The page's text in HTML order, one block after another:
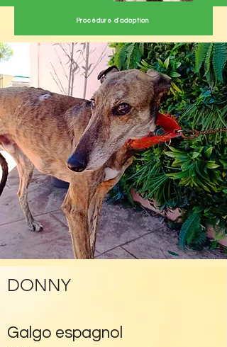
Procédure d'adoption
DONNY
Galgo espagnol